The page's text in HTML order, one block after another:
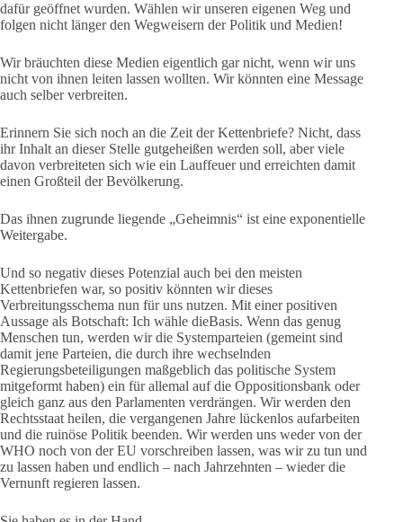
dafür geöffnet wurden. Wählen wir unseren eigenen Weg und
folgen nicht länger den Wegweisern der Politik und Medien!
Wir bräuchten diese Medien eigentlich gar nicht, wenn wir uns
nicht von ihnen leiten lassen wollten. Wir könnten eine Message
auch selber verbreiten.
Erinnern Sie sich noch an die Zeit der Kettenbriefe? Nicht, dass
ihr Inhalt an dieser Stelle gutgeheißen werden soll, aber viele
davon verbreiteten sich wie ein Lauffeuer und erreichten damit
einen Großteil der Bevölkerung.
Das ihnen zugrunde liegende „Geheimnis“ ist eine exponentielle
Weitergabe.
Und so negativ dieses Potenzial auch bei den meisten
Kettenbriefen war, so positiv könnten wir dieses
Verbreitungsschema nun für uns nutzen. Mit einer positiven
Aussage als Botschaft: Ich wähle dieBasis. Wenn das genug
Menschen tun, werden wir die Systemparteien (gemeint sind
damit jene Parteien, die durch ihre wechselnden
Regierungsbeteiligungen maßgeblich das politische System
mitgeformt haben) ein für allemal auf die Oppositionsbank oder
gleich ganz aus den Parlamenten verdrängen. Wir werden den
Rechtsstaat heilen, die vergangenen Jahre lückenlos aufarbeiten
und die ruinöse Politik beenden. Wir werden uns weder von der
WHO noch von der EU vorschreiben lassen, was wir zu tun und
zu lassen haben und endlich – nach Jahrzehnten – wieder die
Vernunft regieren lassen.